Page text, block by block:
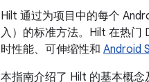
Hilt 通过为项目中的每个
入）的标准方法。Hilt 在热门
时性能、可伸缩性和 Android
本指南介绍了 Hilt 的基本概念